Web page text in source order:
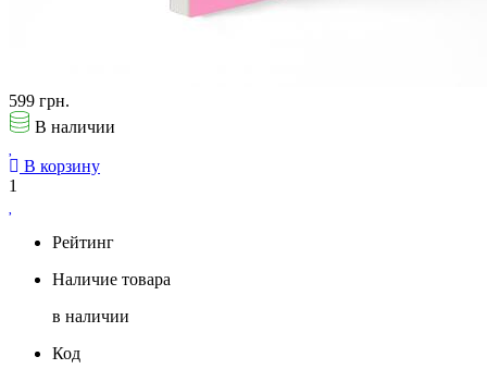
599 грн.
В наличии
В корзину
1
Рейтинг
Наличие товара
в наличии
Код